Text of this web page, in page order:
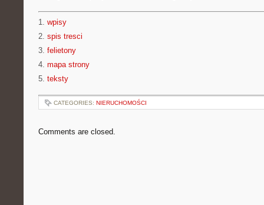
1. wpisy
2. spis tresci
3. felietony
4. mapa strony
5. teksty
CATEGORIES: NIERUCHOMOŚCI
Comments are closed.